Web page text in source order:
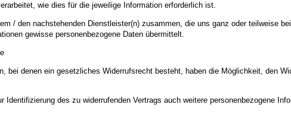
wie dies für die jeweilige Information erforderlich ist.
/ den nachstehenden Dienstleister(n) zusammen, die uns ganz oder teilweise
gewisse personenbezogene Daten übermittelt.
bei denen ein gesetzliches Widerrufsrecht besteht, haben die Möglichkeit, den
Identifizierung des zu widerrufenden Vertrags auch weitere personenbezogene